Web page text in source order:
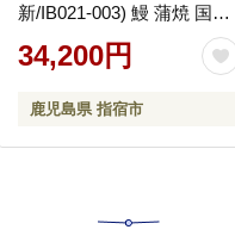
新/IB021-003) 鰻 蒲焼 国産
丑の日 うな重 無頭 ギフト
ふっくら 小分け レンジ 簡
34,200円
鹿児島県 指宿市